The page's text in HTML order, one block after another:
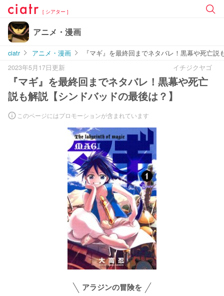
[ シアター ]
アニメ・漫画
ciatr アニメ・漫画
『マギ』を最終回までネタバレ！黒幕や死亡
2023年5月17日更新
イチジクヤゴ
『マギ』を最終回までネタバレ！黒幕や死亡
説も解説【シンドバッドの最後は？】
このページにはプロモーションが含まれています
アラジンの冒険を